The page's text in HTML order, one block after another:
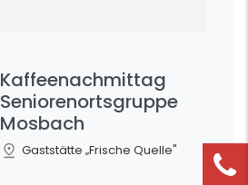
Kaffeenachmittag
Seniorenortsgruppe
Mosbach
Gaststätte „Frische Quelle"